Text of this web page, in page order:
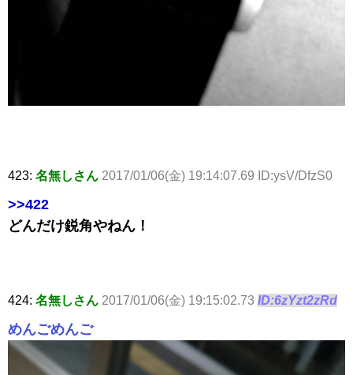
423: 名無しさん 2017/01/06(金) 19:14:07.69 ID:ysV/DfzS0
>>422
どんだけ鋭角やねん！
424: 名無しさん 2017/01/06(金) 19:15:02.73 ID:6zYzt2zRd
めんごめんご